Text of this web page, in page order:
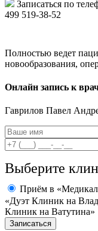
Записаться по
499 519-38-52
Полностью ведет
новообразования,
Онлайн запись к
Гаврилов Павел
Выберите
Приём в
«Дуэт Клиник на
Клиник на Ватутина»